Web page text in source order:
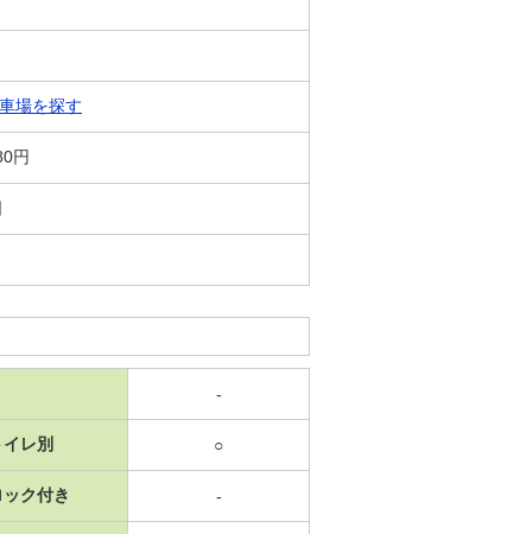
場を探す
円
-
レ別 ○
ク付き -